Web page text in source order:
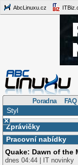
AbcLinuxu.cz
Poradna FAQ
Styl
×
Zprávičky
Pracovní nabídky
Quake: Dawn of the
dnes 04:44 | IT novinky